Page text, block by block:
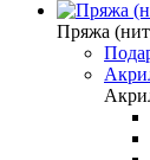
Пряжа